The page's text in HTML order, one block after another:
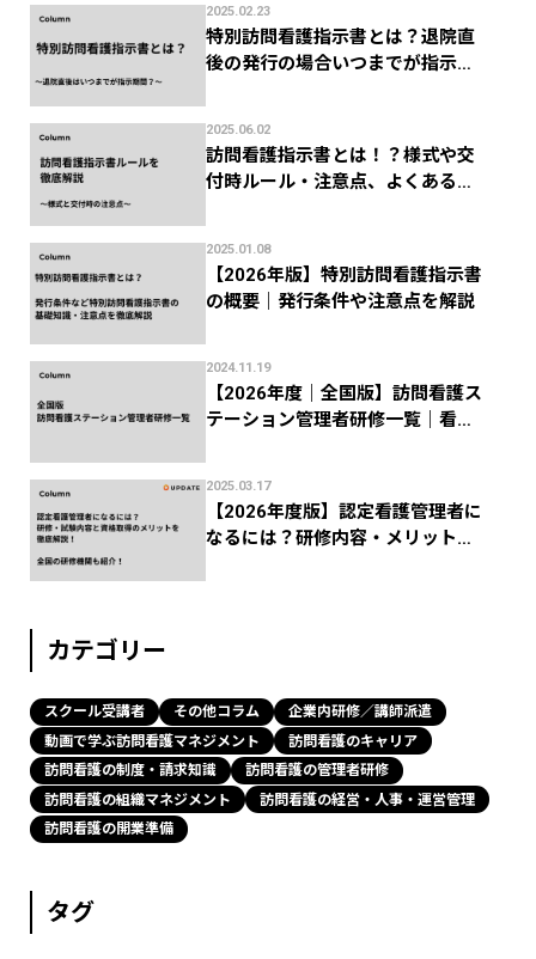
2025.02.23
特別訪問看護指示書とは？退院直
後の発行の場合いつまでが指示期
2025.06.02
訪問看護指示書とは！？様式や交
付時ルール・注意点、よくある返
2025.01.08
【2026年版】特別訪問看護指示書
の概要｜発行条件や注意点を解説
2024.11.19
【2026年度｜全国版】訪問看護ス
テーション管理者研修一覧｜看護
2025.03.17
【2026年度版】認定看護管理者に
なるには？研修内容・メリットか
カテゴリー
スクール受講者 その他コラム
企業内研修／講師派遣
動画で学ぶ訪問看護マネジメント
訪問看護のキャリア
訪問看護の制度・請求知識
訪問看護の管理者研修
訪問看護の組織マネジメント
訪問看護の経営・人事・運営管理
訪問看護の開業準備
タグ